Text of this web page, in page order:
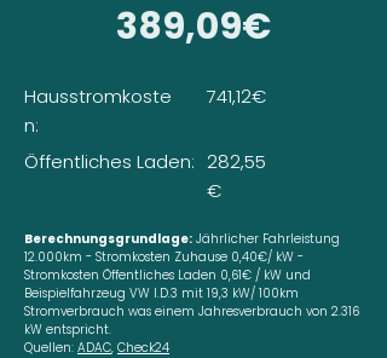
389,09€
Hausstromkoste
n:
Öffentliches Laden:
741,12€
282,55
€
Berechnungsgrundlage: Jährlicher Fahrleistung
12.000km - Stromkosten Zuhause 0,40€/ kW -
Stromkosten Öffentliches Laden 0,61€ / kW und
Beispielfahrzeug VW I.D.3 mit 19,3 kW/ 100km
Stromverbrauch was einem Jahresverbrauch von 2.316
kW entspricht.
Quellen: ADAC, Check24